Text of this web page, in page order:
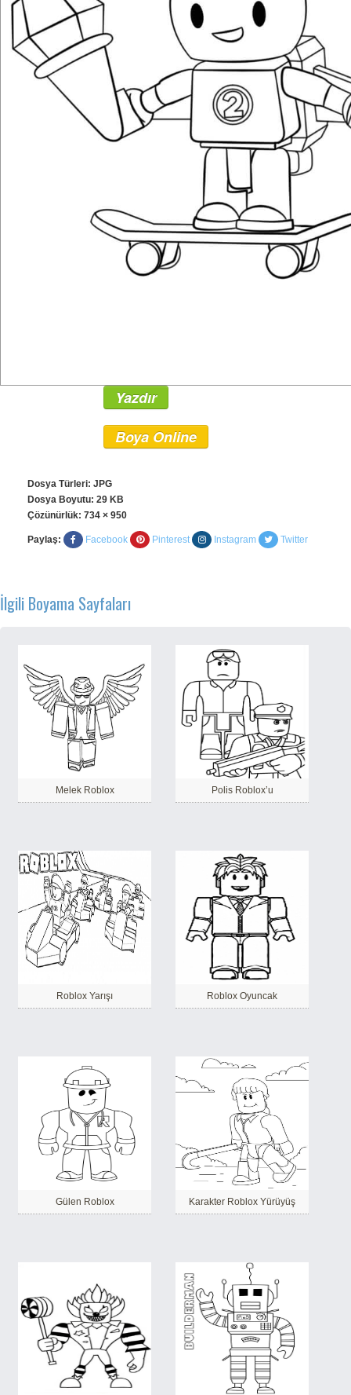
Yazdır
Boya Online
Dosya Türleri: JPG
Dosya Boyutu: 29 KB
Çözünürlük: 734 × 950
Paylaş: Facebook Pinterest Instagram Twitter
İlgili Boyama Sayfaları
Melek Roblox Polis Roblox’u
Roblox Yarışı Roblox Oyuncak
Gülen Roblox Karakter Roblox Yürüyüş